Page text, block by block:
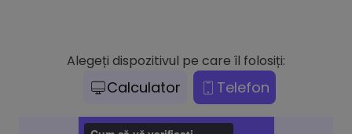
Alegeți dispozitivul pe care îl folosiți:
Calculator Telefon